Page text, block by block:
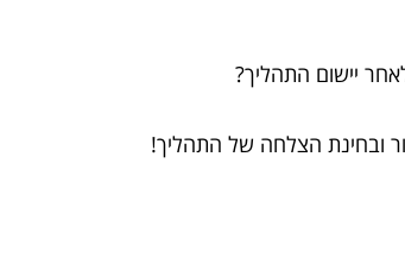
יישום התהליך?
ובחינת הצלחה של התהליך!